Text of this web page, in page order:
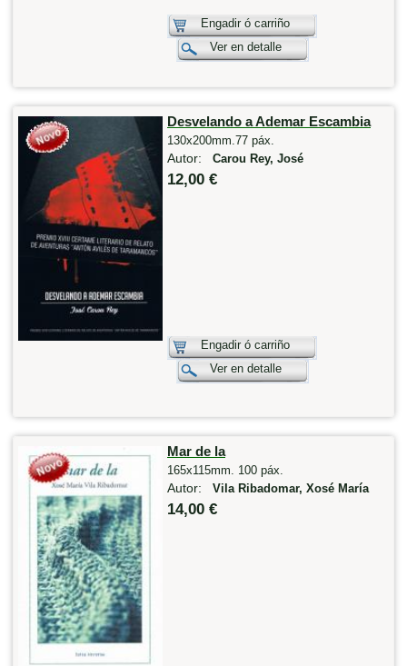
Engadir ó carriño
Ver en detalle
Desvelando a Ademar Escambia
130x200mm.77 páx.
Autor: Carou Rey, José
12,00 €
Engadir ó carriño
Ver en detalle
Mar de la
165x115mm. 100 páx.
Autor: Vila Ribadomar, Xosé María
14,00 €